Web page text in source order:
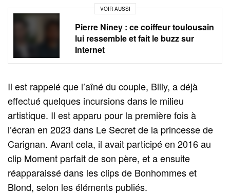
VOIR AUSSI
Pierre Niney : ce coiffeur toulousain
lui ressemble et fait le buzz sur
Internet
Il est rappelé que l’aîné du couple, Billy, a déjà
effectué quelques incursions dans le milieu
artistique. Il est apparu pour la première fois à
l’écran en 2023 dans Le Secret de la princesse de
Carignan. Avant cela, il avait participé en 2016 au
clip Moment parfait de son père, et a ensuite
réapparaissé dans les clips de Bonhommes et
Blond, selon les éléments publiés.